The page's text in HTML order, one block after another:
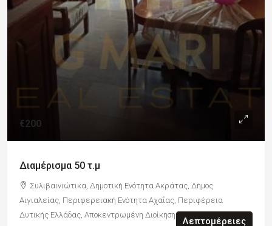
€200
Διαμέρισμα 50 τ.μ
Συλιβαινιώτικα, Δημοτική Ενότητα Ακράτας, Δήμος
Αιγιαλείας, Περιφερειακή Ενότητα Αχαΐας, Περιφέρεια
Δυτικής Ελλάδας, Αποκεντρωμένη Διοίκηση Πελοποννήσου,
Λεπτομέρειες